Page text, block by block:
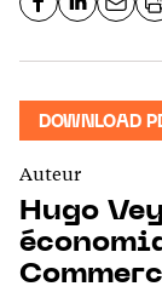
DOWNLOAD
Auteur
Hugo